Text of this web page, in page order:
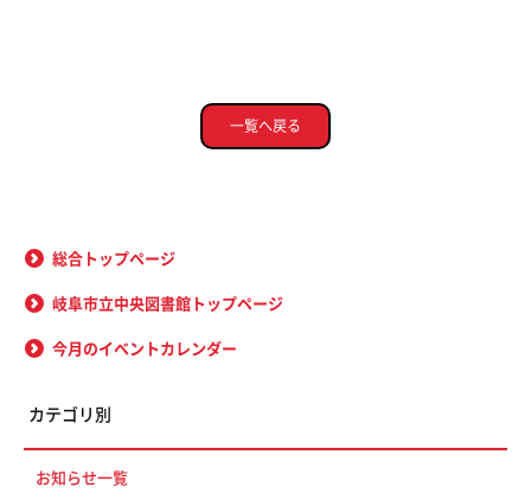
一覧へ戻る
総合トップページ
岐阜市立中央図書館トップページ
今月のイベントカレンダー
カテゴリ別
お知らせ一覧